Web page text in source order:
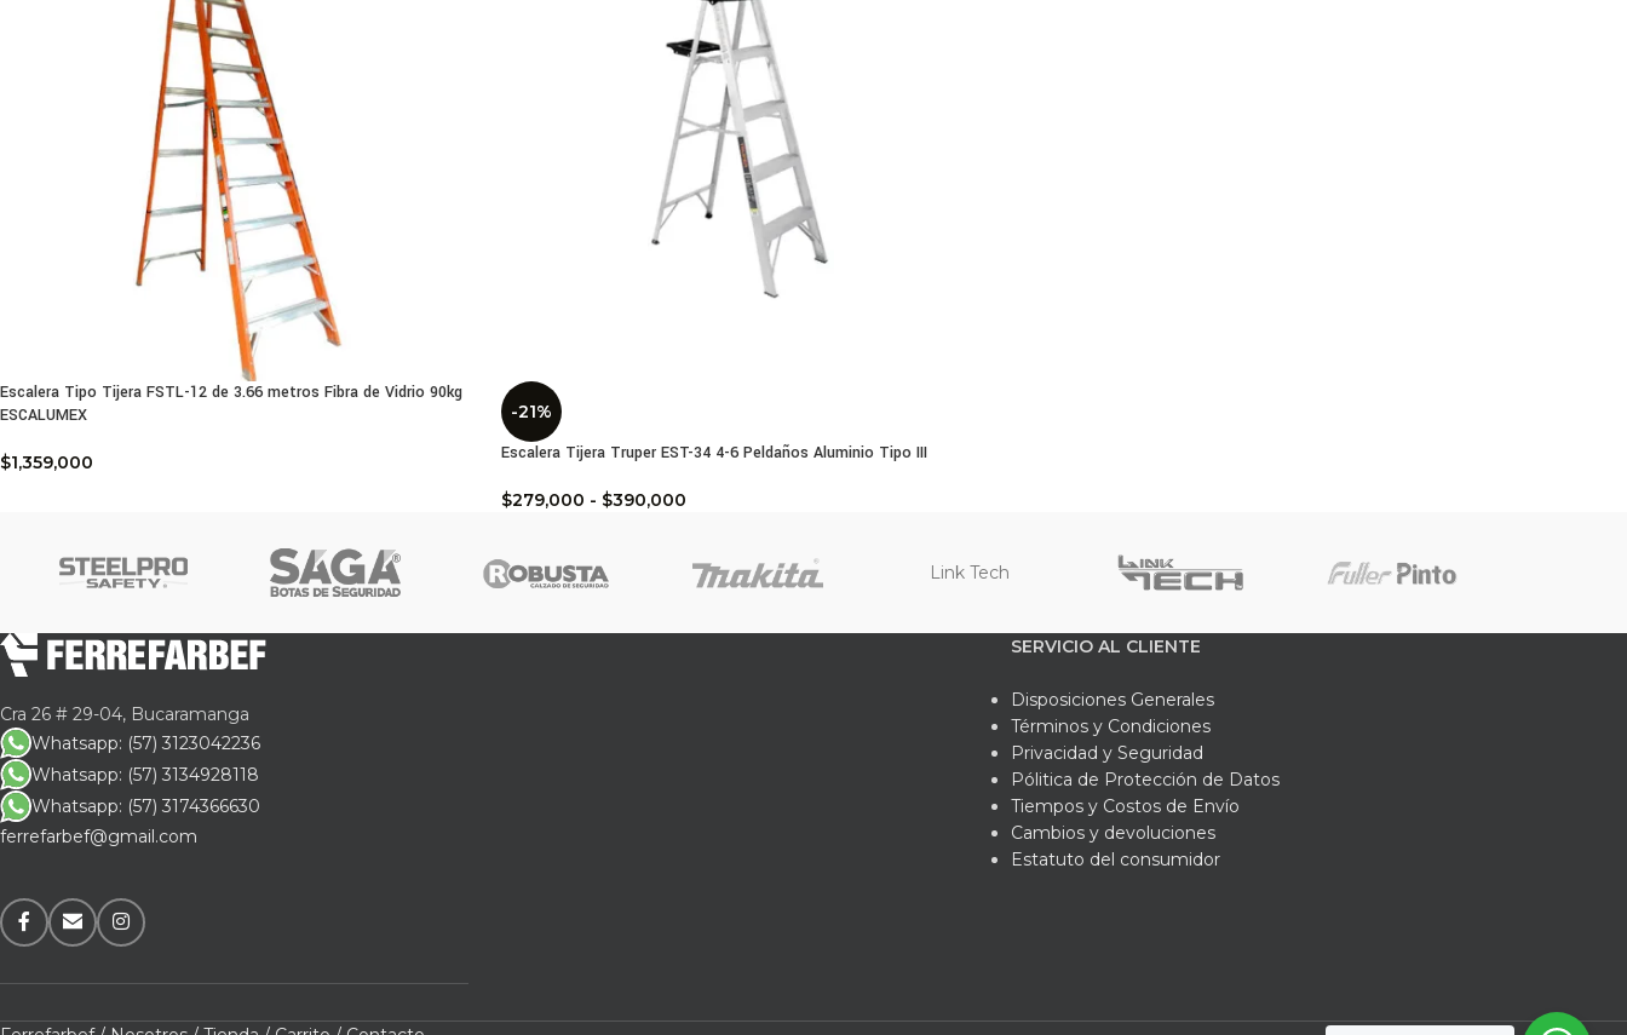
Escalera Tipo Tijera FSTL-12 de 3.66 metros Fibra de Vidrio 90kg
ESCALUMEX
$1,359,000
-21%
Escalera Tijera Truper EST-34 4-6 Peldaños Aluminio Tipo III
$279,000 - $390,000
Link Tech
Cra 26 # 29-04, Bucaramanga
Whatsapp: (57) 3123042236
Whatsapp: (57) 3134928118
Whatsapp: (57) 3174366630
ferrefarbef@gmail.com
SERVICIO AL CLIENTE
Disposiciones Generales
Términos y Condiciones
Privacidad y Seguridad
Pólitica de Protección de Datos
Tiempos y Costos de Envío
Cambios y devoluciones
Estatuto del consumidor